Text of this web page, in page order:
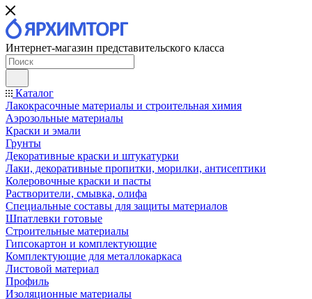
Интернет-магазин представительского класса
Каталог
Лакокрасочные материалы и строительная химия
Аэрозольные материалы
Краски и эмали
Грунты
Декоративные краски и штукатурки
Лаки, декоративные пропитки, морилки, антисептики
Колеровочные краски и пасты
Растворители, смывка, олифа
Специальные составы для защиты материалов
Шпатлевки готовые
Строительные материалы
Гипсокартон и комплектующие
Комплектующие для металлокаркаса
Листовой материал
Профиль
Изоляционные материалы